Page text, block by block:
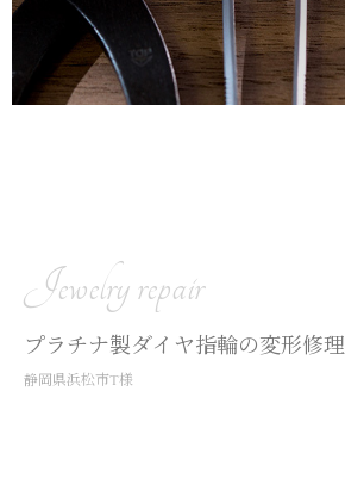
Jewelry repair
プラチナ製ダイヤ指輪の変形修理
静岡県浜松市T様